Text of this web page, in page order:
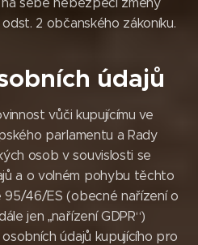
2 občanského zákoníku.
údajů
vůči kupujícímu ve
parlamentu a Rady
osob v souvislosti se
a o volném pohybu těchto
95/46/ES (obecné nařízení o
jen „nařízení GDPR“)
údajů kupujícího pro